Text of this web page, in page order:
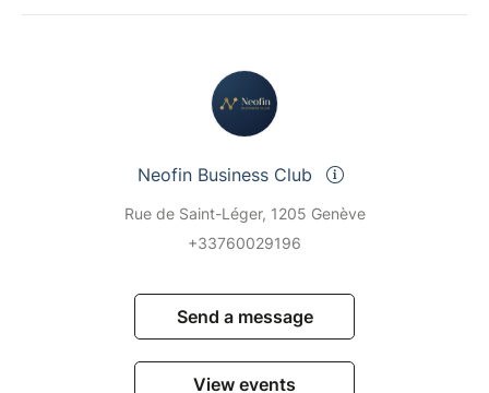
Neofin Business Club
Rue de Saint-Léger, 1205 Genève
+33760029196
Send a message
View events